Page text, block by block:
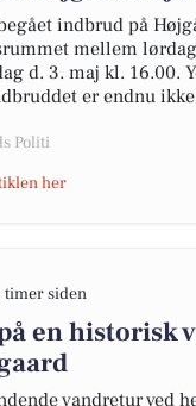
indbrud på
mellem
d. 3. maj kl. 16.00.
er endnu
Politi
her
timer siden
en historisk
vandretur ved